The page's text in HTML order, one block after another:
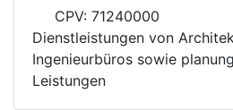
CPV: 71240000
Dienstleistungen von
Ingenieurbüros sowie
Leistungen